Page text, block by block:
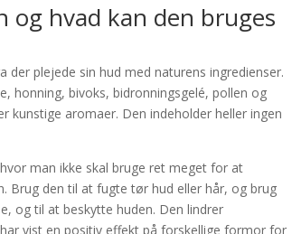
og hvad kan den bruges
plejede sin hud med naturens ingredienser.
honning, bivoks, bidronningsgelé, pollen og
kunstige aromaer. Den indeholder heller ingen
man ikke skal bruge ret meget for at
Brug den til at fugte tør hud eller hår, og brug
og til at beskytte huden. Den lindrer
vist en positiv effekt på forskellige formor for